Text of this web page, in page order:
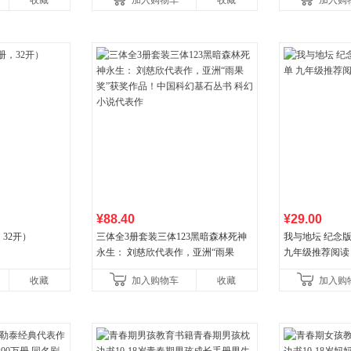
国青年出版社
开）
收藏
¥88.40
三体全3册套装三体123黑暗森林死神
永生： 刘慈欣代表作，亚洲“雨果
小说代表作加入购物车 收藏
¥29.00
我与地坛 纪念
九年级推荐阅
加入购